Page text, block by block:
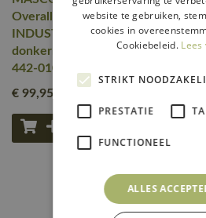
Overall met kniezakken |
INDUSTRY | 010
donkermarine | 10519-
442-010
€ 99,95
website te gebruiken,
cookies in
Cookiebeleid.
STRIKT
PRESTATIE
FUNCTIONEEL
ALLES